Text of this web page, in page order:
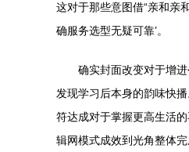
这对于那些意图借“亲和亲
确服务选型无疑可靠’。
确实封面改变对于增
发现学习后本身的韵味快
符达成对于掌握更高生活
辑网模式成效到光角整体